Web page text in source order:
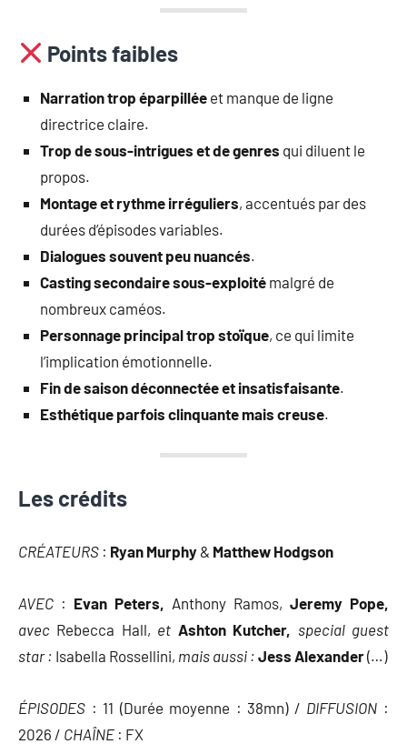
Points faibles
Narration trop éparpillée et manque de ligne
directrice claire.
Trop de sous-intrigues et de genres qui diluent le
propos.
Montage et rythme irréguliers, accentués par des
durées d’épisodes variables.
Dialogues souvent peu nuancés.
Casting secondaire sous-exploité malgré de
nombreux caméos.
Personnage principal trop stoïque, ce qui limite
l’implication émotionnelle.
Fin de saison déconnectée et insatisfaisante.
Esthétique parfois clinquante mais creuse.
Les crédits
CRÉATEURS : Ryan Murphy & Matthew Hodgson
AVEC : Evan Peters, Anthony Ramos, Jeremy Pope,
avec Rebecca Hall, et Ashton Kutcher, special guest
star : Isabella Rossellini, mais aussi : Jess Alexander(…)
ÉPISODES : 11 (Durée moyenne : 38mn) / DIFFUSION :
2026 / CHAÎNE : FX